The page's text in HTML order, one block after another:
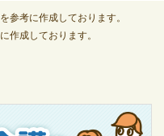
参考に作成しております。
作成しております。